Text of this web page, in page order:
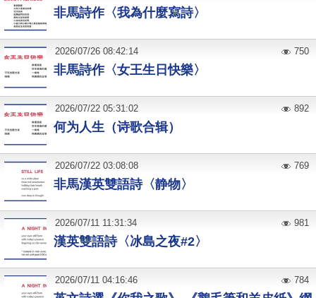
非馬詩作〈我為什麼寫詩〉
非馬詩作〈女王生日快樂〉
2026/07/26 08:42:14 750
何为人生（诗歌合辑）
2026/07/22 05:31:02 892
非馬漢英雙語詩〈静物〉
2026/07/22 03:08:08 769
漢英雙語詩〈冰島之夜#2〉
2026/07/11 11:31:34 981
2026/07/11 04:16:46 784